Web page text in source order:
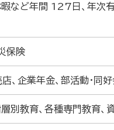
休暇など年間 127日、
保険
店、企業年金、部活動・
別教育、各種専門教育